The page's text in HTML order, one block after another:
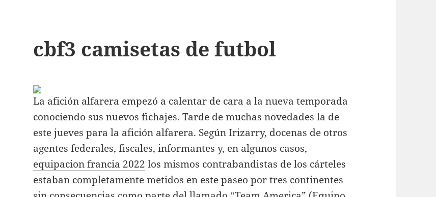
cbf3 camisetas de futbol
La afición alfarera empezó a calentar de cara a la nueva temporada
conociendo sus nuevos fichajes. Tarde de muchas novedades la de
este jueves para la afición alfarera. Según Irizarry, docenas de otros
agentes federales, fiscales, informantes y, en algunos casos,
equipacion francia 2022 los mismos contrabandistas de los cárteles
estaban completamente metidos en este paseo por tres continentes